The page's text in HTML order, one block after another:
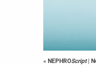
« NEPHROScript |